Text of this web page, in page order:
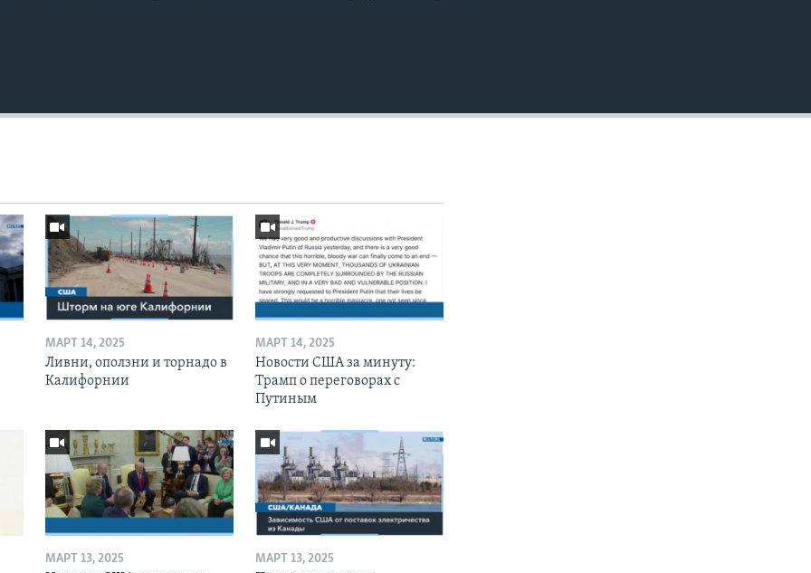
МАРТ 14, 2025
Ливни, оползни и торнадо в
Калифорнии
МАРТ 14, 2025
Новости США за минуту:
Трамп о переговорах с
Путиным
МАРТ 13, 2025 МАРТ 13, 2025